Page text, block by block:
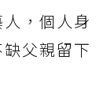
，個人身
父親留下